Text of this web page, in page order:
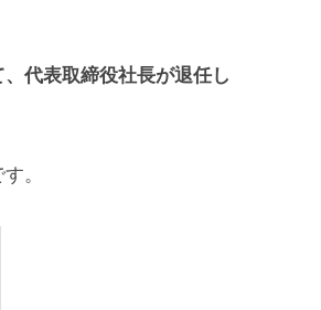
代表取締役社長が退任し
。